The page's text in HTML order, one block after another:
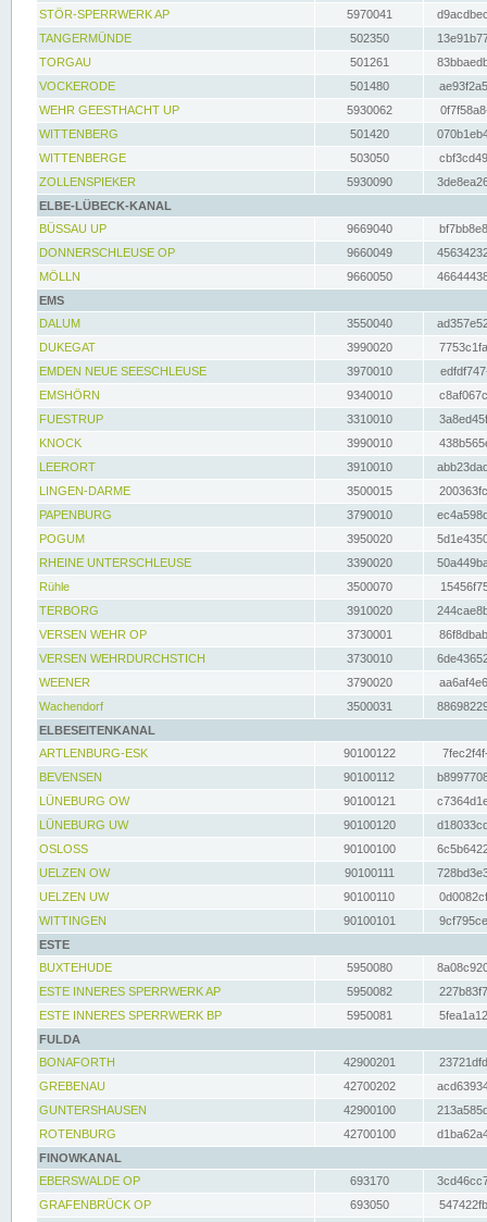
STÖR-SPERRWERK AP 5970041
TANGERMÜNDE
502350
TORGAU
501261
VOCKERODE
501480
WEHR GEESTHACHT UP
5930062
WITTENBERG
501420
WITTENBERGE
503050
ZOLLENSPIEKER
5930090
ELBE-LÜBECK-KANAL
BÜSSAU UP
9669040
DONNERSCHLEUSE OP
9660049
MÖLLN
9660050
EMS
DALUM
3550040
DUKEGAT
3990020
EMDEN NEUE SEESCHLEUSE
3970010
EMSHÖRN
9340010
FUESTRUP
3310010
KNOCK
3990010
LEERORT
3910010
LINGEN-DARME
3500015
PAPENBURG
3790010
POGUM
3950020
RHEINE UNTERSCHLEUSE
3390020
Rühle
3500070
TERBORG
3910020
VERSEN WEHR OP
3730001
VERSEN WEHRDURCHSTICH
3730010
WEENER
3790020
Wachendorf
3500031
ELBESEITENKANAL
ARTLENBURG-ESK
90100122
BEVENSEN
90100112
LÜNEBURG OW
90100121
LÜNEBURG UW
90100120
OSLOSS
90100100
UELZEN OW
90100111
UELZEN UW
90100110
WITTINGEN
90100101
ESTE
BUXTEHUDE
5950080
ESTE INNERES SPERRWERK AP
5950082
ESTE INNERES SPERRWERK BP
5950081
FULDA
BONAFORTH
42900201
GREBENAU
42700202
GUNTERSHAUSEN
42900100
ROTENBURG
42700100
FINOWKANAL
EBERSWALDE OP
693170
GRAFENBRÜCK OP
693050